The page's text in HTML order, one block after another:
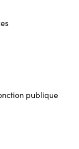
publique